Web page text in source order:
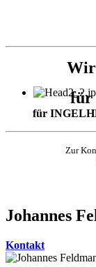
Wir
für
für
Zur
Johannes
Kontakt